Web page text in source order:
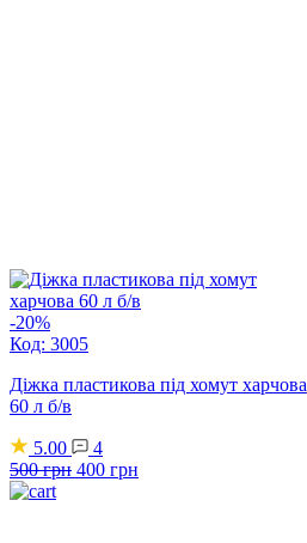
-20%
Код: 3005
Діжка пластикова під хомут харчова
60 л б/в
5.00
4
500грн Оригінальна
400 грн